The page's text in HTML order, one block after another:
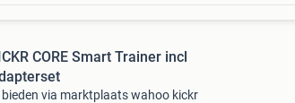
CORE Smart Trainer incl
via marktplaats wahoo kickr